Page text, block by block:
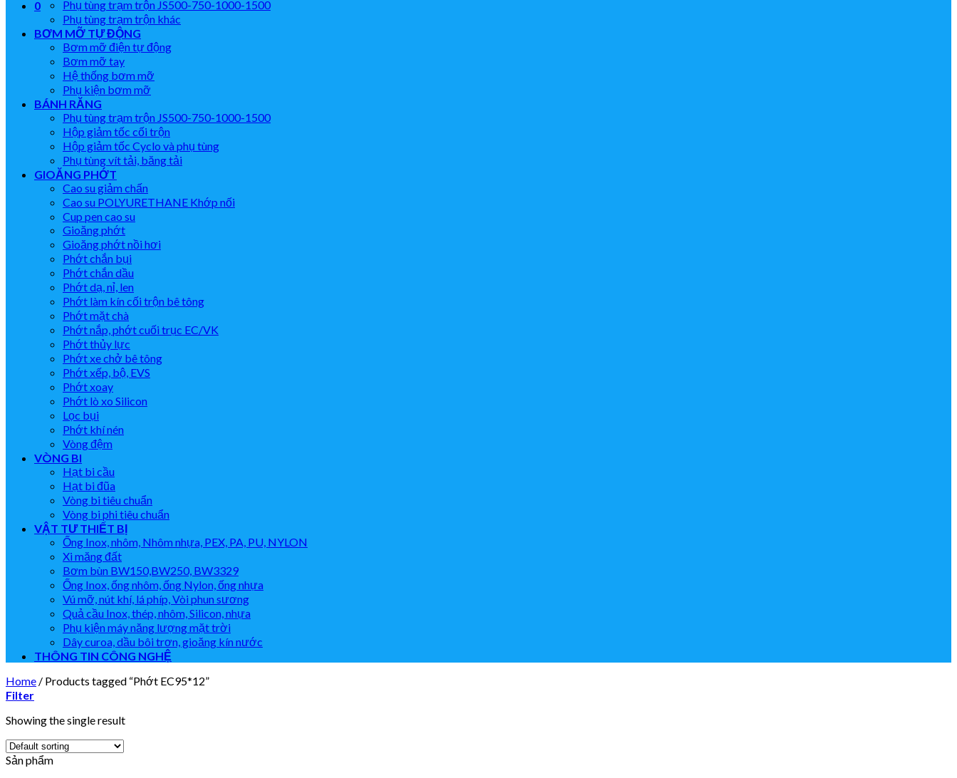
0
Phụ tùng trạm trộn JS500-750-1000-1500
Phụ tùng trạm trộn khác
BƠM MỠ TỰ ĐỘNG
Bơm mỡ điện tự động
Bơm mỡ tay
Hệ thống bơm mỡ
Phụ kiện bơm mỡ
BÁNH RĂNG
Phụ tùng trạm trộn JS500-750-1000-1500
Hộp giảm tốc cối trộn
Hộp giảm tốc Cyclo và phụ tùng
Phụ tùng vít tải, băng tải
GIOĂNG PHỚT
Cao su giảm chấn
Cao su POLYURETHANE Khớp nối
Cup pen cao su
Gioăng phớt
Gioăng phớt nồi hơi
Phớt chắn bụi
Phớt chắn dầu
Phớt dạ, nỉ, len
Phớt làm kín cối trộn bê tông
Phớt mặt chà
Phớt nắp, phớt cuối trục EC/VK
Phớt thủy lực
Phớt xe chở bê tông
Phớt xếp, bộ, EVS
Phớt xoay
Phớt lò xo Silicon
Lọc bụi
Phớt khí nén
Vòng đệm
VÒNG BI
Hạt bi cầu
Hạt bi đũa
Vòng bi tiêu chuẩn
Vòng bi phi tiêu chuẩn
VẬT TƯ THIẾT BỊ
Ống Inox, nhôm, Nhôm nhựa, PEX, PA, PU, NYLON
Xi măng đất
Bơm bùn BW150,BW250, BW3329
Ống Inox, ống nhôm, ống Nylon, ống nhựa
Vú mỡ, nút khí, lá phíp, Vòi phun sương
Quả cầu Inox, thép, nhôm, Silicon, nhựa
Phụ kiện máy năng lượng mặt trời
Dây curoa, dầu bôi trơn, gioăng kín nước
THÔNG TIN CÔNG NGHỆ
Home / Products tagged “Phớt EC95*12”
Filter
Showing the single result
Sản phẩm